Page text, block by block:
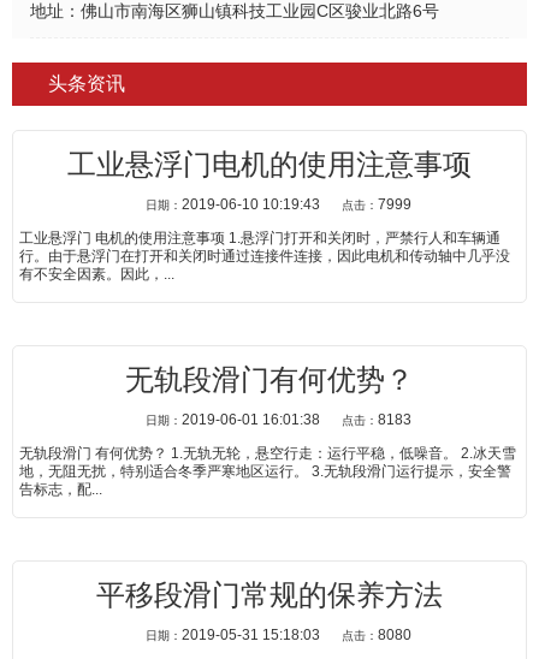
地址： 佛山市南海区狮山镇科技工业园C区骏业北路6号
头条资讯
工业悬浮门电机的使用注意事项
日期： 2019-06-10 10:19:43 点击： 7999
工业悬浮门 电机的使用注意事项 1.悬浮门打开和关闭时，严禁行人和车辆通
行。由于悬浮门在打开和关闭时通过连接件连接，因此电机和传动轴中几乎没
有不安全因素。因此，...
无轨段滑门有何优势？
日期： 2019-06-01 16:01:38 点击： 8183
无轨段滑门 有何优势？ 1.无轨无轮，悬空行走：运行平稳，低噪音。 2.冰天雪
地，无阻无扰，特别适合冬季严寒地区运行。 3.无轨段滑门运行提示，安全警
告标志，配...
平移段滑门常规的保养方法
日期： 2019-05-31 15:18:03 点击： 8080